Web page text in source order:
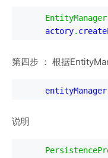
EntityManager
actory.
第四步 ： 根据
entityManager
说明